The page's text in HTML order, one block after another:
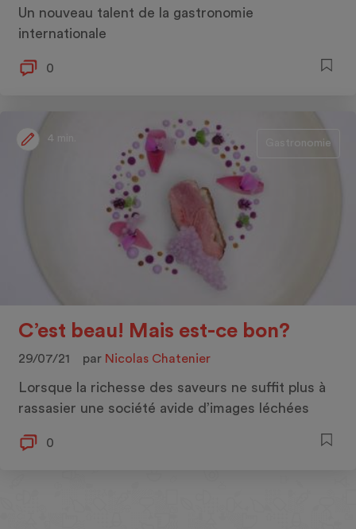
Un nouveau talent de la gastronomie
internationale
0
4 min. Gastronomie
C’est beau! Mais est-ce bon?
29/07/21 par Nicolas Chatenier
Lorsque la richesse des saveurs ne suffit plus à
rassasier une société avide d’images léchées
0